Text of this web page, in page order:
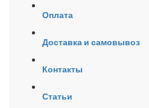
Оплата
Доставка и самовывоз
Контакты
Статьи